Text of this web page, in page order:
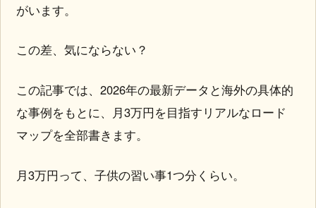
がいます。
この差、気にならない？
この記事では、2026年の最新データと海外の具体的
な事例をもとに、月3万円を目指すリアルなロード
マップを全部書きます。
月3万円って、子供の習い事1つ分くらい。